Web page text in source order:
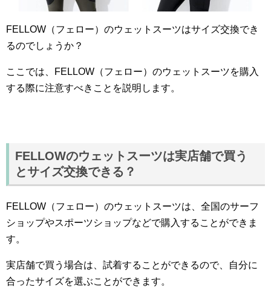
FELLOW（フェロー）のウェットスーツはサイズ交換でき
るのでしょうか？
ここでは、FELLOW（フェロー）のウェットスーツを購入
する際に注意すべきことを説明します。
FELLOWのウェットスーツは実店舗で買う
とサイズ交換できる？
FELLOW（フェロー）のウェットスーツは、全国のサーフ
ショップやスポーツショップなどで購入することができま
す。
実店舗で買う場合は、試着することができるので、自分に
合ったサイズを選ぶことができます。